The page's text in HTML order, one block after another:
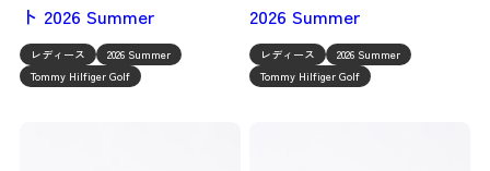
ト 2026 Summer
レディース
2026 Summer
Tommy Hilfiger Golf
2026 Summer
レディース
2026 Summer
Tommy Hilfiger Golf